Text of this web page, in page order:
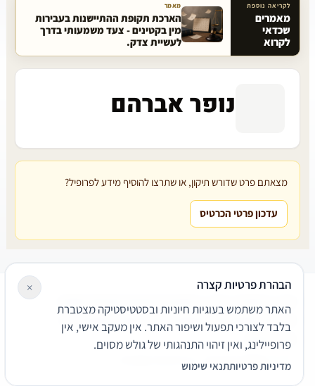
מאמרים קשורים באתר
לקריאה נוספת
מאמרים
שכדאי
לקרוא
מאמר
הארכת תקופת ההתיישנות בעבירות
מין בקטינים - צעד משמעותי בדרך
לעשיית צדק.
נופר אברהם
מצאתם פרט שדורש תיקון, או שתרצו להוסיף מידע לפרופיל?
עדכון פרטי הכרטיס
שירותים משפטיים
דרושים צור קשר נגישותפרטיות
תנאי שימוש
© 2026 הפירמה. כל הזכויות שמורות.
הבהרת פרטיות קצרה
האתר משתמש בעוגיות חיוניות ובסטטיסטיקה מצטברת
בלבד לצורכי תפעול ושיפור האתר. אין מעקב אישי, אין
פרופיילינג, ואין זיהוי התנהגותי של גולש מסוים.
מדיניות פרטיותתנאי שימוש
×